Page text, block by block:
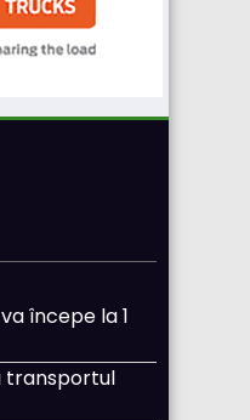
începe la 1
transportul